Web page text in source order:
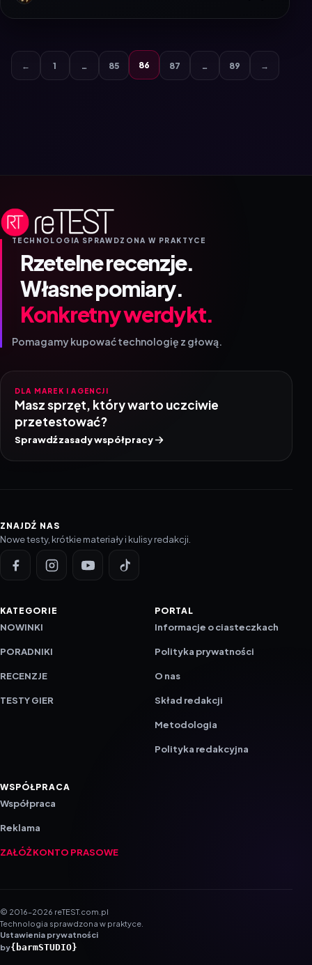
← 1 … 85 86 87 … 89 →
TECHNOLOGIA SPRAWDZONA W PRAKTYCE
Rzetelne recenzje.
Własne pomiary.
Konkretny werdykt.
Pomagamy kupować technologię z głową.
DLA MAREK I AGENCJI
Masz sprzęt, który warto uczciwie
przetestować?
Sprawdź zasady współpracy
ZNAJDŹ NAS
Nowe testy, krótkie materiały i kulisy redakcji.
KATEGORIE
NOWINKI
PORADNIKI
RECENZJE
TESTY GIER
PORTAL
Informacje o ciasteczkach
Polityka prywatności
O nas
Skład redakcji
Metodologia
Polityka redakcyjna
WSPÓŁPRACA
Współpraca
Reklama
ZAŁÓŻ KONTO PRASOWE
© 2016–2026 reTEST.com.pl
Technologia sprawdzona w praktyce.
Ustawienia prywatności
by{barmSTUDIO}